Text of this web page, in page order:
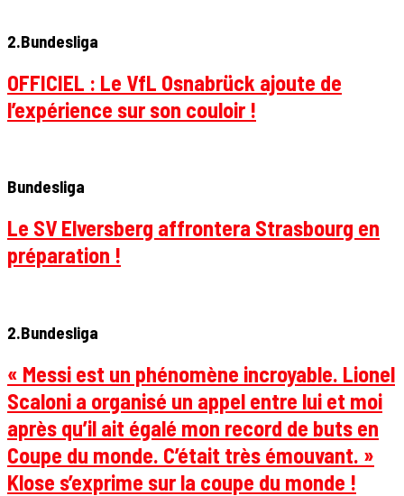
2.Bundesliga
OFFICIEL : Le VfL Osnabrück ajoute de
l’expérience sur son couloir !
Bundesliga
Le SV Elversberg affrontera Strasbourg en
préparation !
2.Bundesliga
« Messi est un phénomène incroyable. Lionel
Scaloni a organisé un appel entre lui et moi
après qu’il ait égalé mon record de buts en
Coupe du monde. C’était très émouvant. »
Klose s’exprime sur la coupe du monde !